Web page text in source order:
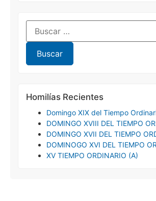
Homilías Recientes
Domingo XIX del Tiempo
DOMINGO XVIII DEL TIEMPO
DOMINGO XVII DEL TIEMPO
DOMINOGO XVI DEL TIEMPO
XV TIEMPO ORDINARIO (A)